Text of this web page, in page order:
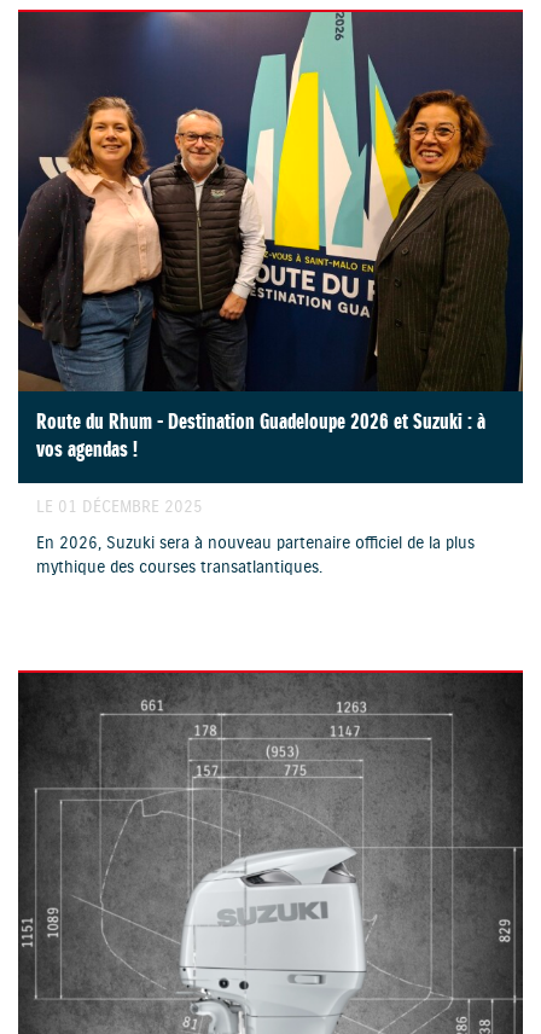
Route du Rhum - Destination Guadeloupe 2026 et Suzuki : à
vos agendas !
LE 01 DÉCEMBRE 2025
En 2026, Suzuki sera à nouveau partenaire officiel de la plus
mythique des courses transatlantiques.